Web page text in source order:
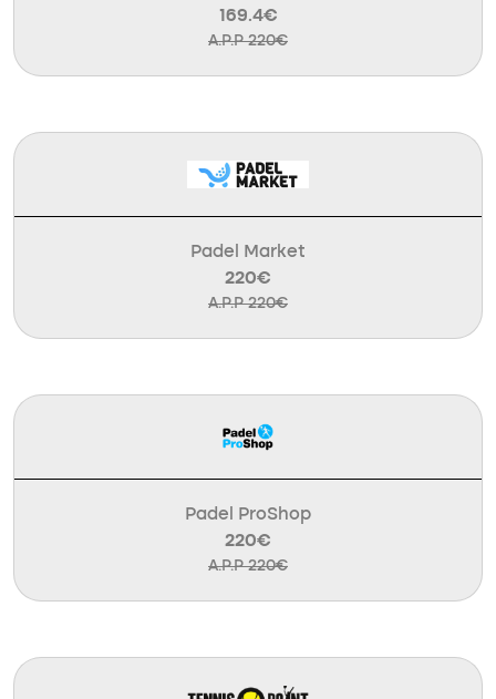
169.4€
A.P.P 220€
Padel Market
220€
A.P.P 220€
Padel ProShop
220€
A.P.P 220€